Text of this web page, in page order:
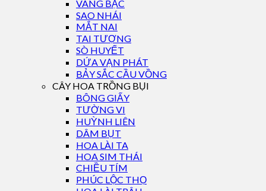
VÀNG BẠC
SAO NHÁI
MẮT NAI
TAI TƯỢNG
SÒ HUYẾT
DỨA VẠN PHÁT
BẢY SẮC CẦU VỒNG
CÂY HOA TRỒNG BỤI
BÔNG GIẤY
TƯỜNG VI
HUỲNH LIÊN
DÂM BỤT
HOA LÀI TA
HOA SIM THÁI
CHIỀU TÍM
PHÚC LỘC THỌ